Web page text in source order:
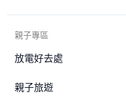
親子專區
放電好去處
親子旅遊